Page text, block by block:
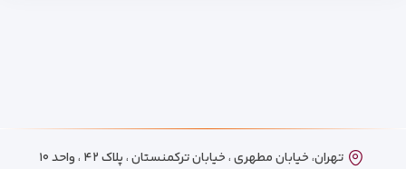
تهران، خیابان مطهری ، خیابان ترکمنستان ، پلاک ۴۲ ، واحد ۱۰